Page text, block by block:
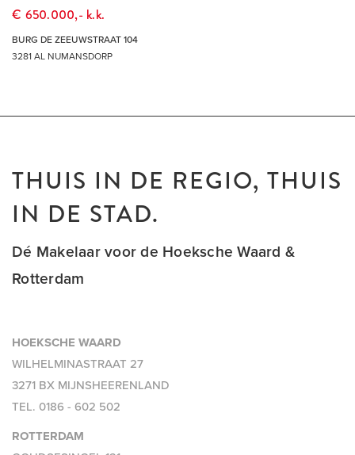
€ 650.000,- k.k.
BURG DE ZEEUWSTRAAT 104
3281 AL NUMANSDORP
THUIS IN DE REGIO, THUIS
IN DE STAD.
Dé Makelaar voor de Hoeksche Waard &
Rotterdam
HOEKSCHE WAARD
WILHELMINASTRAAT 27
3271 BX MIJNSHEERENLAND
TEL. 0186 - 602 502
ROTTERDAM